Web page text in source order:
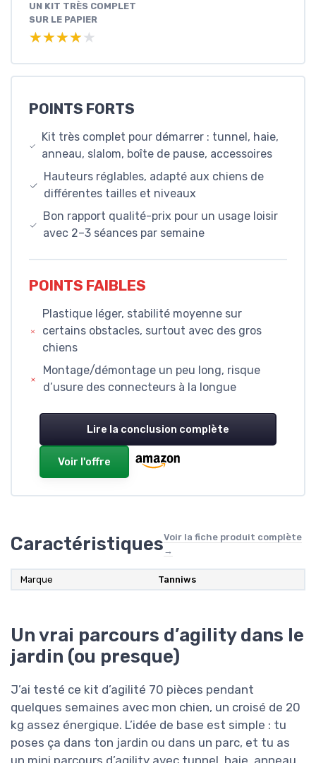
UN KIT TRÈS COMPLET
SUR LE PAPIER
★★★★★
★★★★★
POINTS FORTS
Kit très complet pour démarrer : tunnel, haie,
anneau, slalom, boîte de pause, accessoires
Hauteurs réglables, adapté aux chiens de
différentes tailles et niveaux
Bon rapport qualité-prix pour un usage loisir
avec 2–3 séances par semaine
POINTS FAIBLES
Plastique léger, stabilité moyenne sur
certains obstacles, surtout avec des gros
chiens
Montage/démontage un peu long, risque
d’usure des connecteurs à la longue
Lire la conclusion complète
Voir l'offre
CaractéristiquesVoir la fiche produit complète
→
Marque Tanniws
Un vrai parcours d’agility dans le
jardin (ou presque)
J’ai testé ce kit d’agilité 70 pièces pendant
quelques semaines avec mon chien, un croisé de 20
kg assez énergique. L’idée de base est simple : tu
poses ça dans ton jardin ou dans un parc, et tu as